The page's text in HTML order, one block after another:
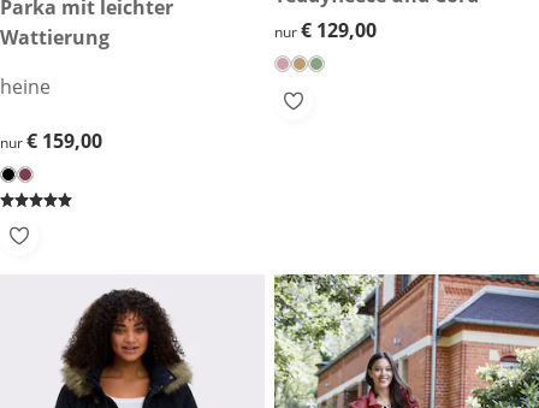
€ 159,00
Parka mit leichter
Wattierung
heine
€ 159,00
nur€ 159,00
€ 129,00
nur€ 129,00